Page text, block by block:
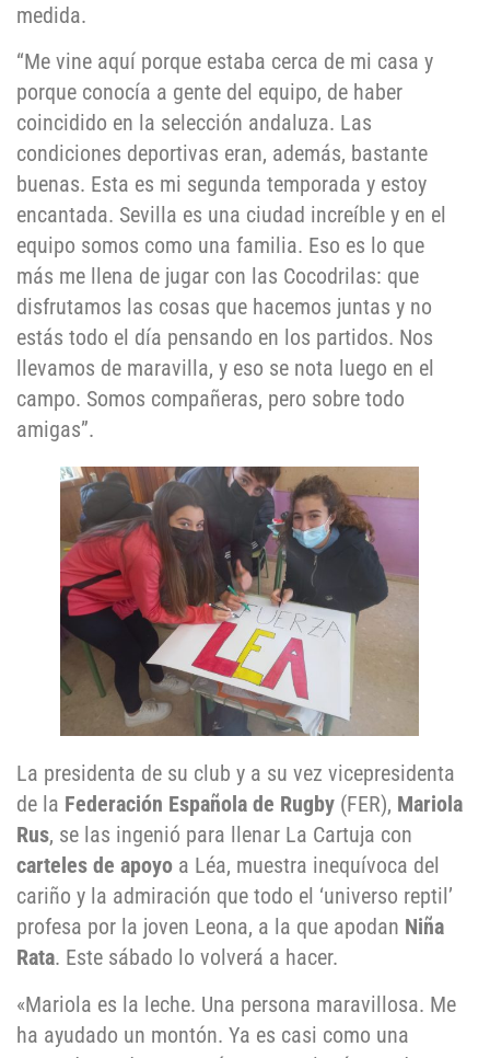
medida.
“Me vine aquí porque estaba cerca de mi casa y
porque conocía a gente del equipo, de haber
coincidido en la selección andaluza. Las
condiciones deportivas eran, además, bastante
buenas. Esta es mi segunda temporada y estoy
encantada. Sevilla es una ciudad increíble y en el
equipo somos como una familia. Eso es lo que
más me llena de jugar con las Cocodrilas: que
disfrutamos las cosas que hacemos juntas y no
estás todo el día pensando en los partidos. Nos
llevamos de maravilla, y eso se nota luego en el
campo. Somos compañeras, pero sobre todo
amigas”.
La presidenta de su club y a su vez vicepresidenta
de la Federación Española de Rugby (FER), Mariola
Rus, se las ingenió para llenar La Cartuja con
carteles de apoyo a Léa, muestra inequívoca del
cariño y la admiración que todo el ‘universo reptil’
profesa por la joven Leona, a la que apodan Niña
Rata. Este sábado lo volverá a hacer.
«Mariola es la leche. Una persona maravillosa. Me
ha ayudado un montón. Ya es casi como una